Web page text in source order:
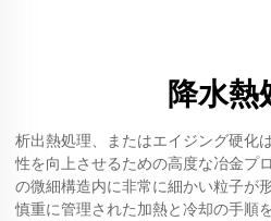
降水熱
析出熱処理、またはエイジング硬化
性を向上させるための高度な冶金プ
の微細構造内に非常に細かい粒子が
慎重に管理された加熱と冷却の手順